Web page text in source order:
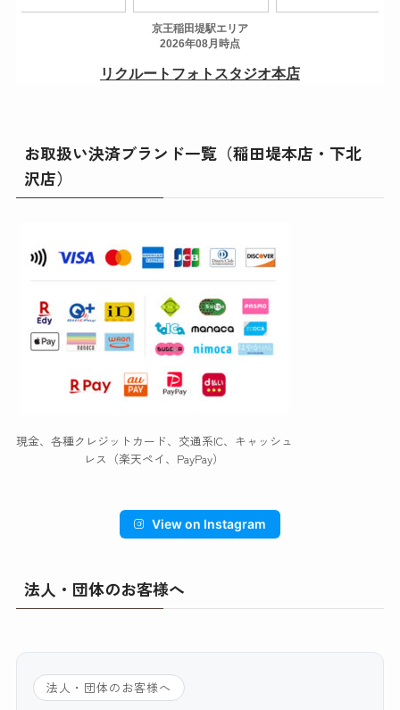
お取扱い決済ブランド一覧（稲田堤本店・下北
沢店）
現金、各種クレジットカード、交通系IC、キャッシュ
レス（楽天ペイ、PayPay）
View on Instagram
法人・団体のお客様へ
法人・団体のお客様へ